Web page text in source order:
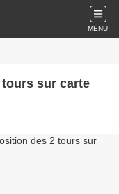
MENU
sur carte